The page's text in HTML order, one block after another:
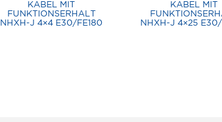
KABEL MIT
FUNKTIONSERHALT
NHXH-J 4×4 E30/FE180
KABEL MIT
NHXH-J 4×25